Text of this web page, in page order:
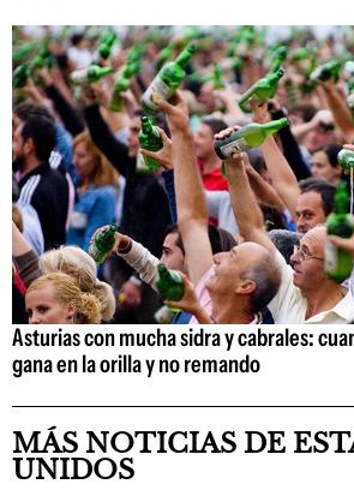
Asturias con mucha sidra y cabrales:
gana en la orilla y no remando
MÁS NOTICIAS DE
UNIDOS